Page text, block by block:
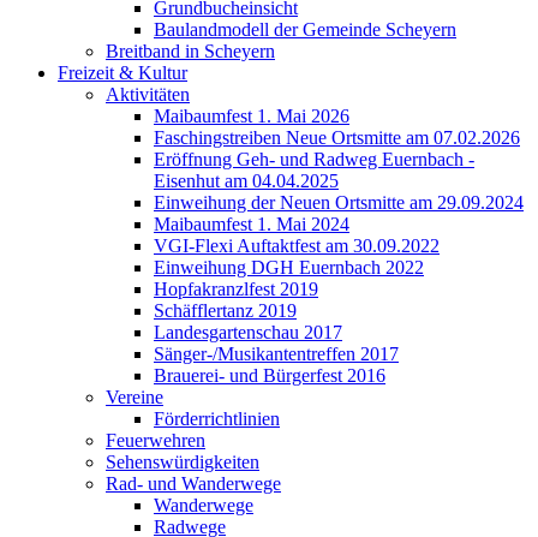
Grundbucheinsicht
Baulandmodell der Gemeinde Scheyern
Breitband in Scheyern
Freizeit & Kultur
Aktivitäten
Maibaumfest 1. Mai 2026
Faschingstreiben Neue Ortsmitte am 07.02.2026
Eröffnung Geh- und Radweg Euernbach -
Eisenhut am 04.04.2025
Einweihung der Neuen Ortsmitte am 29.09.2024
Maibaumfest 1. Mai 2024
VGI-Flexi Auftaktfest am 30.09.2022
Einweihung DGH Euernbach 2022
Hopfakranzlfest 2019
Schäfflertanz 2019
Landesgartenschau 2017
Sänger-/Musikantentreffen 2017
Brauerei- und Bürgerfest 2016
Vereine
Förderrichtlinien
Feuerwehren
Sehenswürdigkeiten
Rad- und Wanderwege
Wanderwege
Radwege